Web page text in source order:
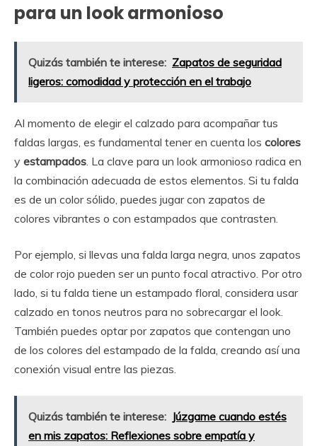
para un look armonioso
Quizás también te interese: Zapatos de seguridad
ligeros: comodidad y protección en el trabajo
Al momento de elegir el calzado para acompañar tus
faldas largas, es fundamental tener en cuenta los colores
y estampados . La clave para un look armonioso radica en
la combinación adecuada de estos elementos. Si tu falda
es de un color sólido, puedes jugar con zapatos de
colores vibrantes o con estampados que contrasten.
Por ejemplo, si llevas una falda larga negra, unos zapatos
de color rojo pueden ser un punto focal atractivo. Por otro
lado, si tu falda tiene un estampado floral, considera usar
calzado en tonos neutros para no sobrecargar el look.
También puedes optar por zapatos que contengan uno
de los colores del estampado de la falda, creando así una
conexión visual entre las piezas.
Quizás también te interese: Júzgame cuando estés
en mis zapatos: Reflexiones sobre empatía y